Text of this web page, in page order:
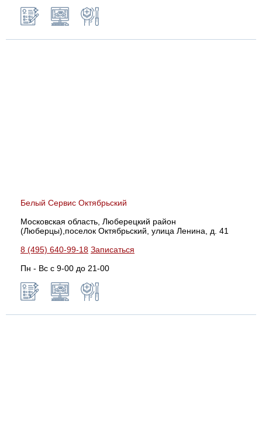
Белый Сервис Октябрьский
Московская область, Люберецкий район
(Люберцы),поселок Октябрьский, улица Ленина, д. 41
8 (495) 640-99-18 Записаться
Пн - Вс с 9-00 до 21-00